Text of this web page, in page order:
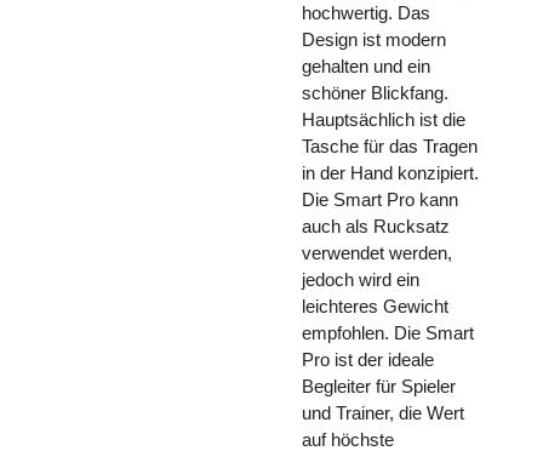
hochwertig. Das
Design ist modern
gehalten und ein
schöner Blickfang.
Hauptsächlich ist die
Tasche für das Tragen
in der Hand konzipiert.
Die Smart Pro kann
auch als Rucksatz
verwendet werden,
jedoch wird ein
leichteres Gewicht
empfohlen. Die Smart
Pro ist der ideale
Begleiter für Spieler
und Trainer, die Wert
auf höchste